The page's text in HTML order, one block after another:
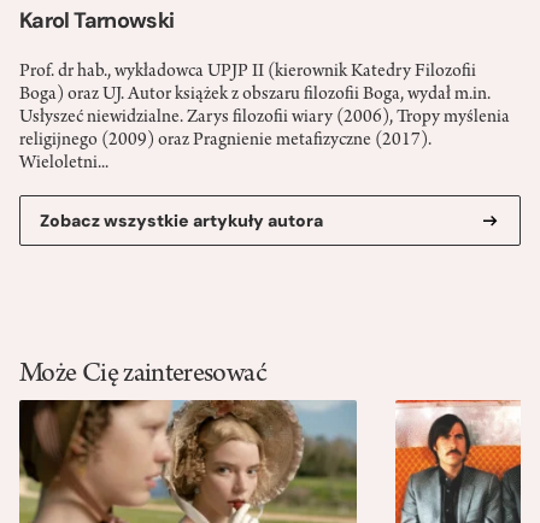
Karol Tarnowski
Prof. dr hab., wykładowca UPJP II (kierownik Katedry Filozofii
Boga) oraz UJ. Autor książek z obszaru filozofii Boga, wydał m.in.
Usłyszeć niewidzialne. Zarys filozofii wiary (2006), Tropy myślenia
religijnego (2009) oraz Pragnienie metafizyczne (2017).
Wieloletni...
Zobacz wszystkie artykuły autora
Może Cię zainteresować